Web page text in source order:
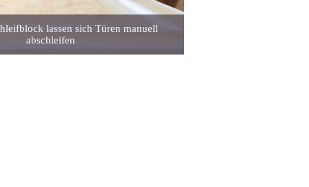
lassen sich Türen manuell
abschleifen